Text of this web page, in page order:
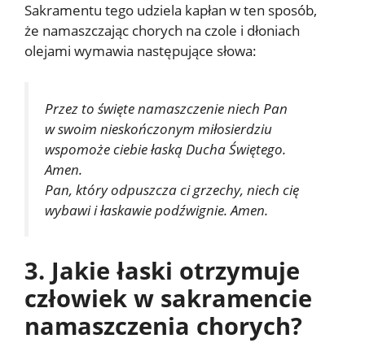
Sakramentu tego udziela kapłan w ten sposób,
że namaszczając chorych na czole i dłoniach
olejami wymawia następujące słowa:
Przez to święte namaszczenie niech Pan
w swoim nieskończonym miłosierdziu
wspomoże ciebie łaską Ducha Świętego.
Amen.
Pan, który odpuszcza ci grzechy, niech cię
wybawi i łaskawie podźwignie. Amen.
3. Jakie łaski otrzymuje
człowiek w sakramencie
namaszczenia chorych?